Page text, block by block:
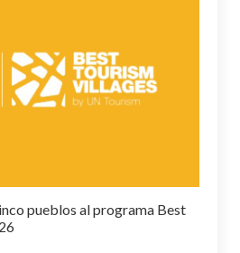
pueblos al programa Best